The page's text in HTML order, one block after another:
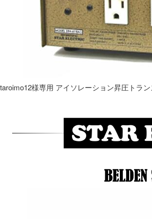
taroimo12様専用 アイソレーション昇圧トラ